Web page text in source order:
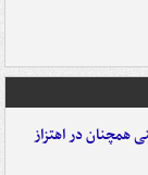
همچنان در اهتزاز